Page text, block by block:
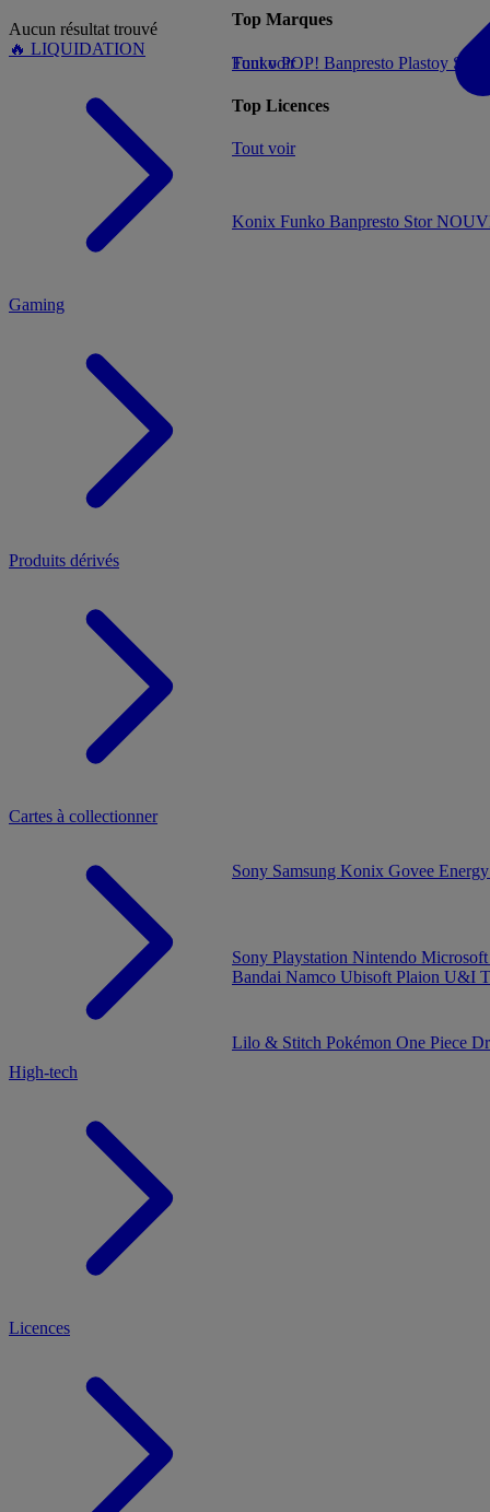
Aucun résultat trouvé
🔥 LIQUIDATION
Konix Funko Banpresto Stor
Gaming
Top Marques
Tout voir
Sony Playstation Nintendo
Bandai Namco Ubisoft Plaion U&I
Produits dérivés
Funko POP! Banpresto Plastoy Stor
Top Licences
Tout voir
Lilo & Stitch Pokémon One Piece
Cartes à collectionner
High-tech
Sony Samsung Konix Govee
Licences